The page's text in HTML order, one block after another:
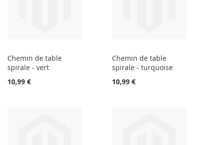
Chemin de table
spirale - vert
10,99 €
Chemin de table
spirale - turquoise
10,99 €